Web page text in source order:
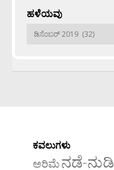
ಹಳೆಯವು
ಹಳೆಯವು
ಕವಲುಗಳು
ಅರಿಮೆನಡೆ-ನುಡಿ